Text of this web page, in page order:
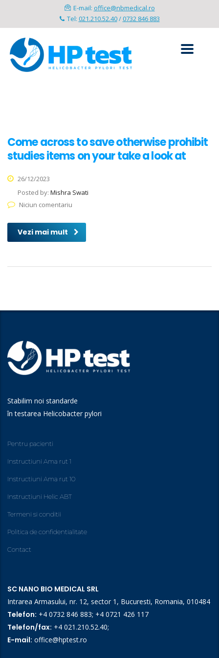
E-mail: office@nbmedical.ro
Tel: 021.210.52.40/0732 846 883
Come across to save otherwise prohibit
studies items on your take a look at
26/12/2023
Posted by: Mishra Swati
Niciun comentariu
Vezi mai mult
Stabilim noi standarde
în testarea Helicobacter pylori
Pentru pacienti
Instructiuni Ama rut 1
Instructiuni Ama rut 10
Instructiuni Helic ABT
Termeni si conditii
Politica de confidentialitate
Contact
SC NANO BIO MEDICAL SRL
Intrarea Armasului, nr. 12, sector 1, Bucuresti, Romania, 010484
Telefon: +4 0732 846 883; +4 0721 426 117
Telefon/fax: +4 021.210.52.40;
E-mail: office@hptest.ro